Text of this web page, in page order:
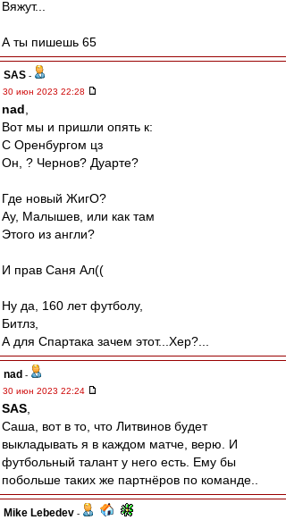
Вяжут...
А ты пишешь 65
SAS -
30 июн 2023 22:28
nad
Вот мы и пришли опять к:
С Оренбургом цз
Он, ? Чернов? Дуарте?
Где новый ЖигО?
Ау, Малышев, или как там
Этого из англи?
И прав Саня Ал((
Ну да, 160 лет футболу,
Битлз,
А для Спартака зачем этот...Хер?...
nad -
30 июн 2023 22:24
SAS
Саша, вот в то, что Литвинов будет
выкладывать я в каждом матче, верю. И
футбольный талант у него есть. Ему бы
побольше таких же партнёров по команде..
Mike Lebedev -